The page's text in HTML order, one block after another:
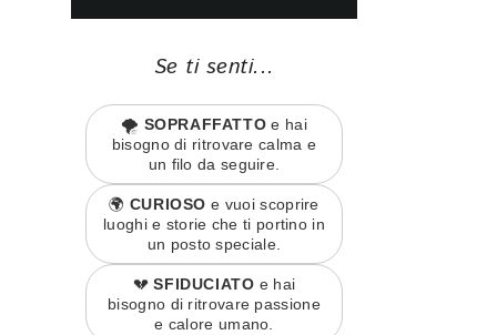
Se ti senti...
🌪️ SOPRAFFATTO e hai
bisogno di ritrovare calma e
un filo da seguire.
🌍 CURIOSO e vuoi scoprire
luoghi e storie che ti portino in
un posto speciale.
💔SFIDUCIATO e hai
bisogno di ritrovare passione
e calore umano.